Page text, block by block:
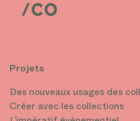
Projets
Des nouveaux usages des
Créer avec les collections